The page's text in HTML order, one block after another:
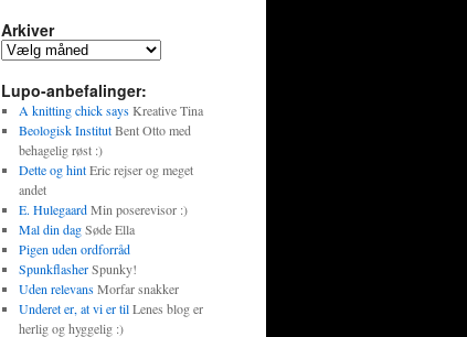
Arkiver
Lupo-anbefalinger:
A knitting chick saysKreative Tina
Beologisk InstitutBent Otto med
behagelig røst :)
Dette og hintEric rejser og meget
andet
E. HulegaardMin poserevisor :)
Mal din dagSøde Ella
Pigen uden ordforråd
SpunkflasherSpunky!
Uden relevansMorfar snakker
Underet er, at vi er tilLenes blog er
herlig og hyggelig :)